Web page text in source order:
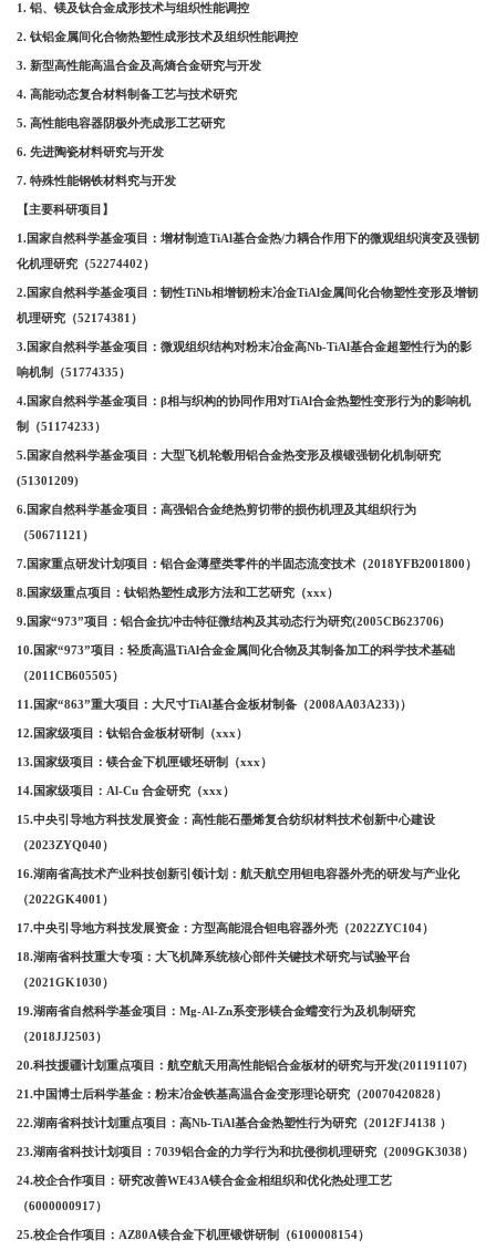
1. 铝、镁及钛合金成形技术与组织性能调控
2. 钛铝金属间化合物热塑性成形技术及组织性能调控
3. 新型高性能高温合金及高熵合金研究与开发
4. 高能动态复合材料制备工艺与技术研究
5. 高性能电容器阴极外壳成形工艺研究
6. 先进陶瓷材料研究与开发
7. 特殊性能钢铁材料究与开发
【主要科研项目】
1.国家自然科学基金项目：增材制造TiAl基合金热/力耦合作用下的微观组织演变及强韧
化机理研究（52274402）
2.国家自然科学基金项目：韧性TiNb相增韧粉末冶金TiAl金属间化合物塑性变形及增韧
机理研究（52174381）
3.国家自然科学基金项目：微观组织结构对粉末冶金高Nb-TiAl基合金超塑性行为的影
响机制（51774335）
4.国家自然科学基金项目：β相与织构的协同作用对TiAl合金热塑性变形行为的影响机
制（51174233）
5.国家自然科学基金项目：大型飞机轮毂用铝合金热变形及模锻强韧化机制研究
(51301209)
6.国家自然科学基金项目：高强铝合金绝热剪切带的损伤机理及其组织行为
（50671121）
7.国家重点研发计划项目：铝合金薄壁类零件的半固态流变技术（2018YFB2001800）
8.国家级重点项目：钛铝热塑性成形方法和工艺研究（xxx）
9.国家“973”项目：铝合金抗冲击特征微结构及其动态行为研究(2005CB623706)
10.国家“973”项目：轻质高温TiAl合金金属间化合物及其制备加工的科学技术基础
（2011CB605505）
11.国家“863”重大项目：大尺寸TiAl基合金板材制备（2008AA03A233)）
12.国家级项目：钛铝合金板材研制（xxx）
13.国家级项目：镁合金下机匣锻坯研制（xxx）
14.国家级项目：Al-Cu 合金研究（xxx）
15.中央引导地方科技发展资金：高性能石墨烯复合纺织材料技术创新中心建设
（2023ZYQ040）
16.湖南省高技术产业科技创新引领计划：航天航空用钽电容器外壳的研发与产业化
（2022GK4001）
17.中央引导地方科技发展资金：方型高能混合钽电容器外壳（2022ZYC104）
18.湖南省科技重大专项：大飞机降系统核心部件关键技术研究与试验平台
（2021GK1030）
19.湖南省自然科学基金项目：Mg-Al-Zn系变形镁合金蠕变行为及机制研究
（2018JJ2503）
20.科技援疆计划重点项目：航空航天用高性能铝合金板材的研究与开发(201191107)
21.中国博士后科学基金：粉末冶金铁基高温合金变形理论研究（20070420828）
22.湖南省科技计划重点项目：高Nb-TiAl基合金热塑性行为研究（2012FJ4138 ）
23.湖南省科技计划项目：7039铝合金的力学行为和抗侵彻机理研究（2009GK3038）
24.校企合作项目：研究改善WE43A镁合金金相组织和优化热处理工艺
（6000000917）
25.校企合作项目：AZ80A镁合金下机匣锻饼研制（6100008154）